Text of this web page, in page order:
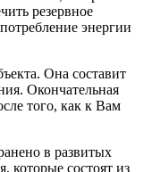
резервное
энергии
Она составит
Окончательная
того, как к Вам
в развитых
которые состоят из